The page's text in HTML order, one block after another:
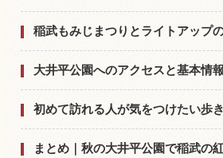
稲武もみじまつりとライトアップ
大井平公園へのアクセスと基本情報
初めて訪れる人が気をつけたい歩
まとめ｜秋の大井平公園で稲武の